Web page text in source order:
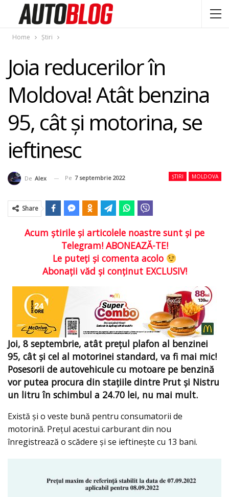
Home Știri
Joia reducerilor în
Moldova! Atât benzina
95, cât şi motorina, se
ieftinesc
ȘTIRI MOLDOVA
De Alex Pe 7 septembrie 2022
Share
Acum ştirile şi articolele noastre sunt şi pe
Telegram! ABONEAZĂ-TE!
Le puteţi şi comenta acolo
Abonaţii văd şi conţinut EXCLUSIV!
Joi, 8 septembrie, atât preţul plafon al benzinei
95, cât şi cel al motorinei standard, va fi mai mic!
Posesorii de autovehicule cu motoare pe benzină
vor putea procura din staţiile dintre Prut şi Nistru
un litru în schimbul a 24.70 lei, nu mai mult.
Există şi o veste bună pentru consumatorii de
motorină. Preţul acestui carburant din nou
înregistrează o scădere şi se ieftinește cu 13 bani.